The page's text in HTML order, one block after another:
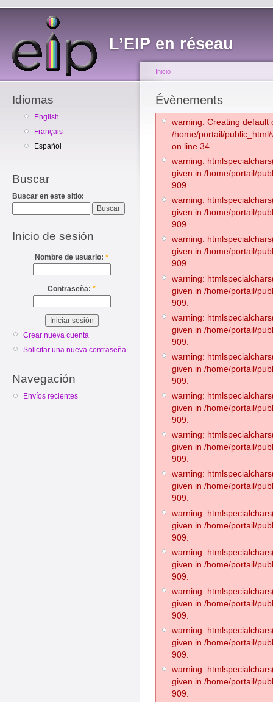
L’EIP en réseau
Idiomas
English
Français
Español
Buscar
Buscar en este sitio:
Inicio de sesión
Nombre de usuario: *
Contraseña: *
Crear nueva cuenta
Solicitar una nueva contraseña
Navegación
Envíos recientes
Inicio
Évènements
warning: Creating default
/home/portail/
on line 34.
warning:
given in /home/portail/
909.
warning:
given in /home/portail/
909.
warning:
given in /home/portail/
909.
warning:
given in /home/portail/
909.
warning:
given in /home/portail/
909.
warning:
given in /home/portail/
909.
warning:
given in /home/portail/
909.
warning:
given in /home/portail/
909.
warning:
given in /home/portail/
909.
warning:
given in /home/portail/
909.
warning:
given in /home/portail/
909.
warning:
given in /home/portail/
909.
warning:
given in /home/portail/
909.
warning:
given in /home/portail/
909.